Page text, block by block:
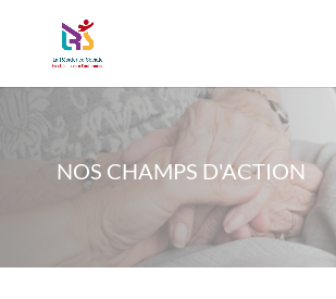
NOS CHAMPS D'ACTION